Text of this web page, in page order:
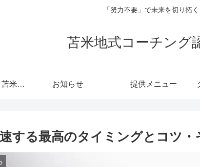
「努力不要」で未来を切り拓
苫米地式コーチン
苫米地 お知らせ 提供メニュー
する最高のタイミングとコツ・